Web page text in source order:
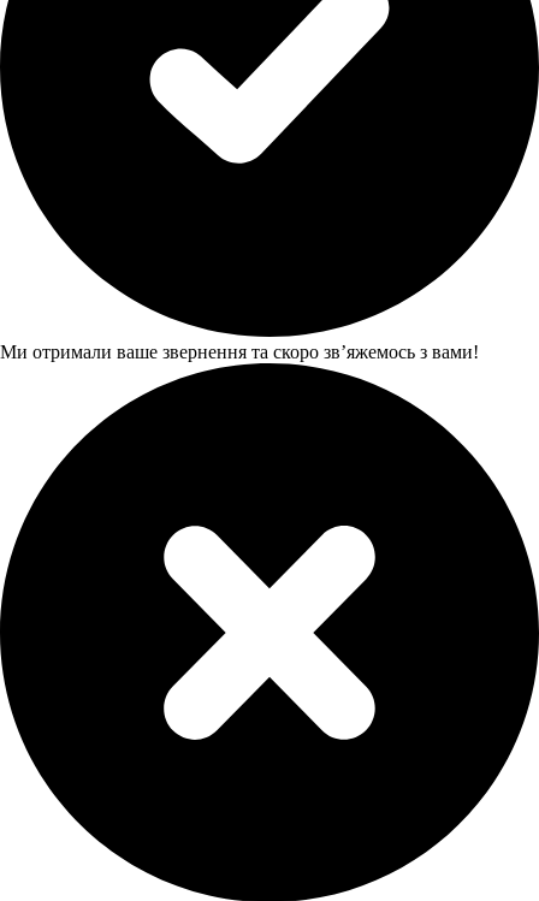
Ми отримали ваше звернення та скоро звʼяжемось з вами!